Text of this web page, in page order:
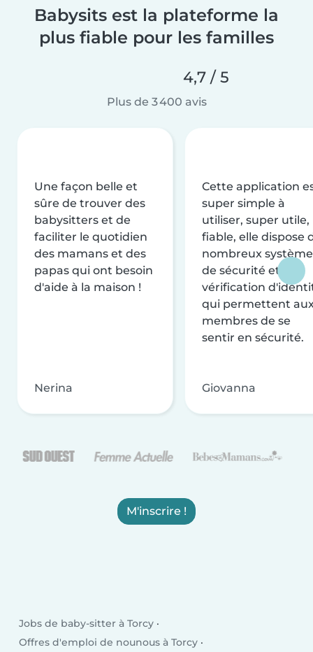
Babysits est la plateforme la
plus fiable pour les familles
4,7 / 5
Plus de 3 400 avis
Une façon belle et
sûre de trouver des
babysitters et de
faciliter le quotidien
des mamans et des
papas qui ont besoin
d'aide à la maison !
Nerina
Cette application
super simple à
utiliser, super utile,
fiable, elle dispose
nombreux
de sécurité et de
vérification
qui permettent
membres de se
sentir en sécurité.
Giovanna
M'inscrire !
Jobs de baby-sitter à Torcy
Offres d'emploi de nounous à Torcy